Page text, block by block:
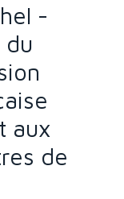
-
aux
de